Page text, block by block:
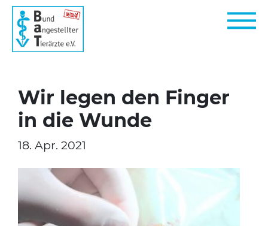
Wir legen den Finger
in die Wunde
18. Apr. 2021